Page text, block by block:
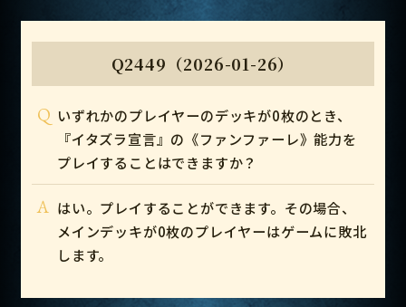
Q2449（2026-01-26）
Q いずれかのプレイヤーのデッキが0枚のとき、
『イタズラ宣言』の《ファンファーレ》能力を
プレイすることはできますか？
A はい。プレイすることができます。その場合、
メインデッキが0枚のプレイヤーはゲームに敗北
します。